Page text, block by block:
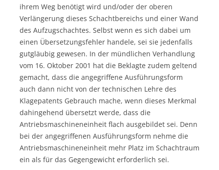
ihrem Weg benötigt wird und/oder der oberen
Verlängerung dieses Schachtbereichs und einer Wand
des Aufzugschachtes. Selbst wenn es sich dabei um
einen Übersetzungsfehler handele, sei sie jedenfalls
gutgläubig gewesen. In der mündlichen Verhandlung
vom 16. Oktober 2001 hat die Beklagte zudem geltend
gemacht, dass die angegriffene Ausführungsform
auch dann nicht von der technischen Lehre des
Klagepatents Gebrauch mache, wenn dieses Merkmal
dahingehend übersetzt werde, dass die
Antriebsmaschineneinheit flach ausgebildet sei. Denn
bei der angegriffenen Ausführungsform nehme die
Antriebsmaschineneinheit mehr Platz im Schachtraum
ein als für das Gegengewicht erforderlich sei.